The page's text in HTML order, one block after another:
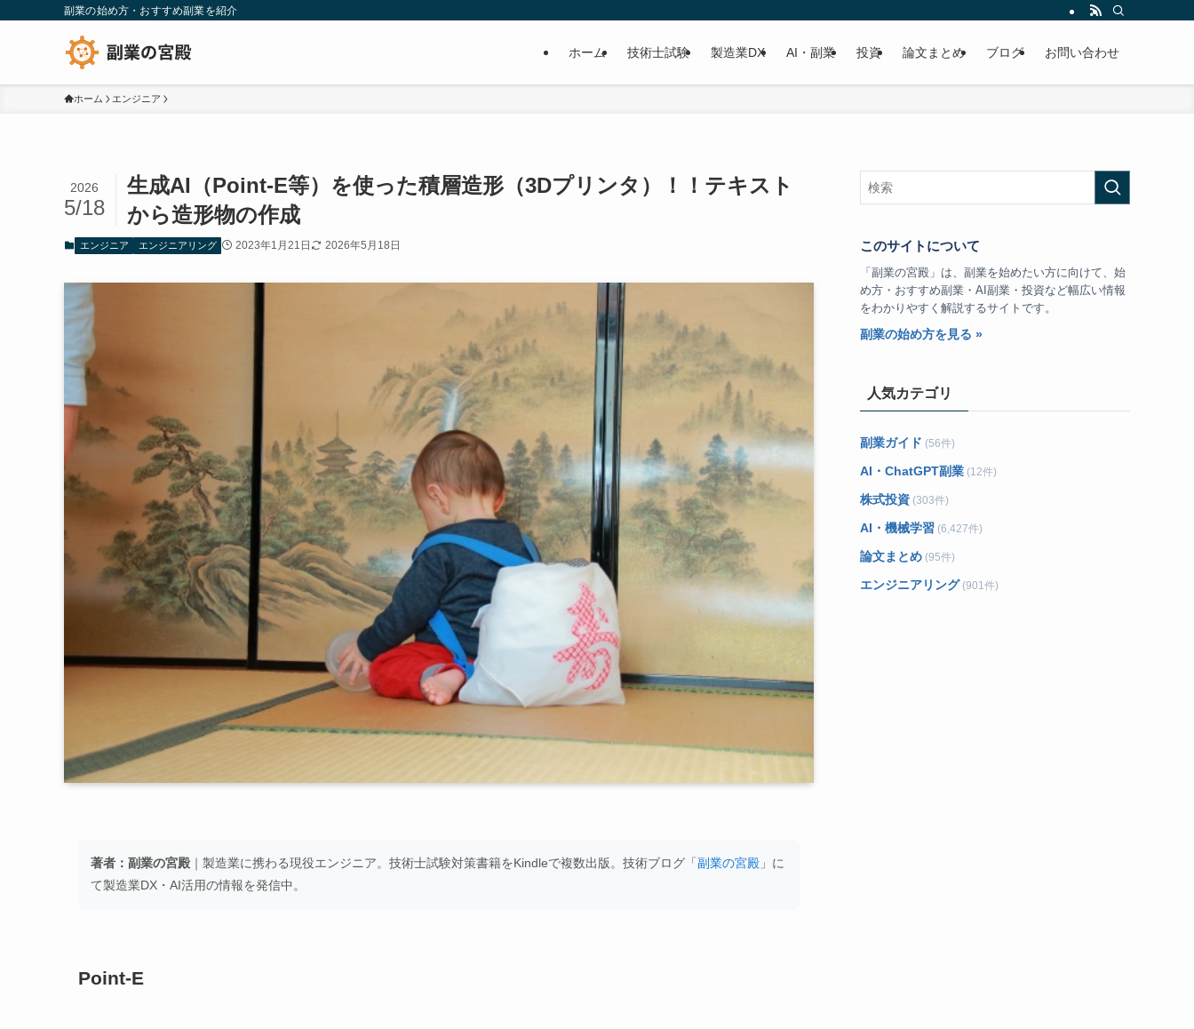
副業の始め方・おすすめ副業を紹介
ホーム 技術士試験 製造業DX AI・副業 投資 論文まとめ ブログ お問い合わせ
ホーム エンジニア
生成AI（Point-E等）を使った積層造形（3Dプリンタ）！！テキスト
から造形物の作成
2026
5/18
エンジニア エンジニアリング 2023年1月21日 2026年5月18日
著者：副業の宮殿 ｜製造業に携わる現役エンジニア。技術士試験対策書籍をKindleで複数出版。技術ブログ「副業の宮殿 」に
て製造業DX・AI活用の情報を発信中。
Point-E
このサイトについて
「副業の宮殿」は、副業を始めたい方に向けて、始
め方・おすすめ副業・AI副業・投資など幅広い情報
をわかりやすく解説するサイトです。
副業の始め方を見る »
人気カテゴリ
副業ガイド (56件)
AI・ChatGPT副業 (12件)
株式投資 (303件)
AI・機械学習 (6,427件)
論文まとめ (95件)
エンジニアリング (901件)